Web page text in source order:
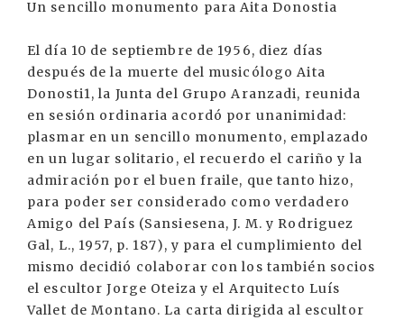
Un sencillo monumento para Aita Donostia
El día 10 de septiembre de 1956, diez días
después de la muerte del musicólogo Aita
Donosti1, la Junta del Grupo Aranzadi, reunida
en sesión ordinaria acordó por unanimidad:
plasmar en un sencillo monumento, emplazado
en un lugar solitario, el recuerdo el cariño y la
admiración por el buen fraile, que tanto hizo,
para poder ser considerado como verdadero
Amigo del País (Sansiesena, J. M. y Rodriguez
Gal, L., 1957, p. 187), y para el cumplimiento del
mismo decidió colaborar con los también socios
el escultor Jorge Oteiza y el Arquitecto Luís
Vallet de Montano. La carta dirigida al escultor